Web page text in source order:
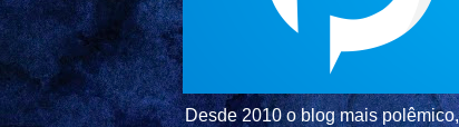
Desde 2010 o blog mais